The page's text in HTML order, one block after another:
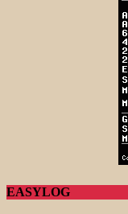
EASYLOG